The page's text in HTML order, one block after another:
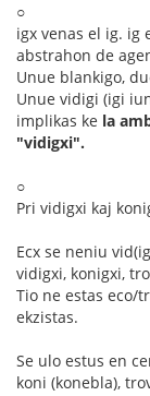
○
igx venas el ig. ig
abstrahon de
Unue blankigo,
Unue vidigi (igi
implikas ke la
"vidigxi".
○
Pri vidigxi kaj
Ecx se neniu
vidigxi, konigxi,
Tio ne estas eco/
ekzistas.
Se ulo estus en
koni (konebla),